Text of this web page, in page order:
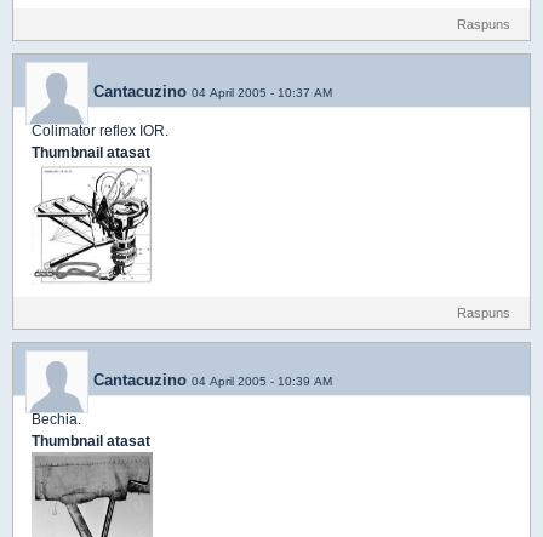
Raspuns
Cantacuzino 04 April 2005 - 10:37 AM
Colimator reflex IOR.
Thumbnail atasat
Raspuns
Cantacuzino 04 April 2005 - 10:39 AM
Bechia.
Thumbnail atasat